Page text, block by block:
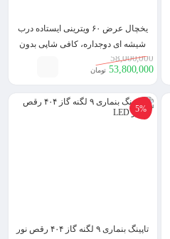
یخچال عرض ۶۰ ویترینی ایستاده درب
شیشه ای دوجداره، کافی شاپی بدون
58,000,000
53,800,000 تومان
5%
تاپینگ بنماری ۹ لگنه گاز ۴۰۴ رقص نور